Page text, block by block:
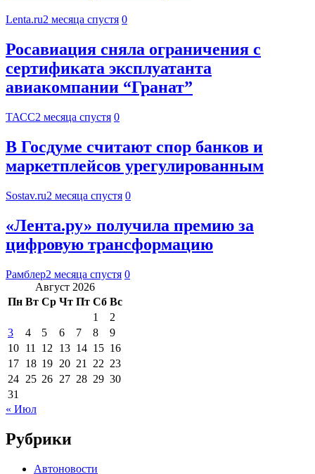
Lenta.ru2 месяца спустя 0
Росавиация сняла ограничения с
сертификата эксплуатанта
авиакомпании “Гранат”
ТАСС2 месяца спустя 0
В Госдуме считают спор банков и
маркетплейсов урегулированным
Sostav.ru2 месяца спустя 0
«Лента.ру» получила премию за
цифровую трансформацию
Рамблер2 месяца спустя 0
Август 2026
Пн Вт Ср Чт Пт Сб Вс
1
2
3
4 5 6 7 8
9
10 11 12 13 14 15 16
17 18 19 20 21 22 23
24 25 26 27 28 29 30
31
« Июл
Рубрики
Автоновости